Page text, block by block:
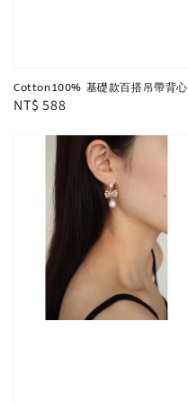
Cotton100% 基礎款百搭吊帶背心
Regular
NT$ 588